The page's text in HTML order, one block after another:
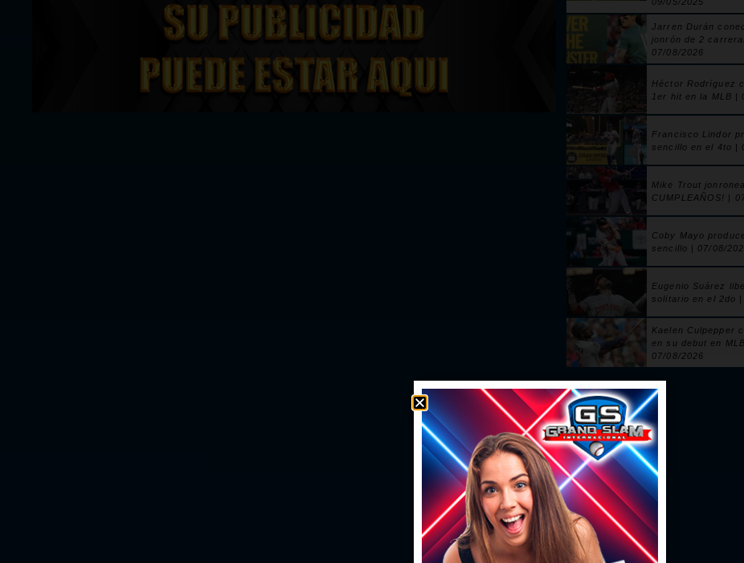
Jarren Durán
jonrón de 2
07/08/2026
Héctor Rodríguez
1er hit en la MLB |
Francisco Lindor
sencillo en el 4to |
Mike Trout
CUMPLEAÑOS! |
Coby Mayo
sencillo | 07/08/
Eugenio Suárez
solitario en el 2do |
Kaelen Culpepper
en su debut en
07/08/2026